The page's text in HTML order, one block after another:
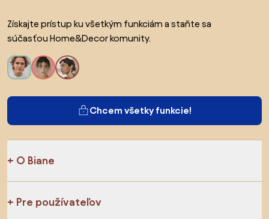
Získajte prístup ku všetkým funkciám a staňte sa
súčasťou Home&Decor komunity.
Chcem všetky funkcie!
O Biane
Pre používateľov